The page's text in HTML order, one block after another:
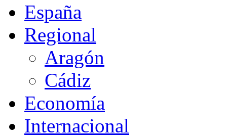
España
Regional
Aragón
Cádiz
Economía
Internacional